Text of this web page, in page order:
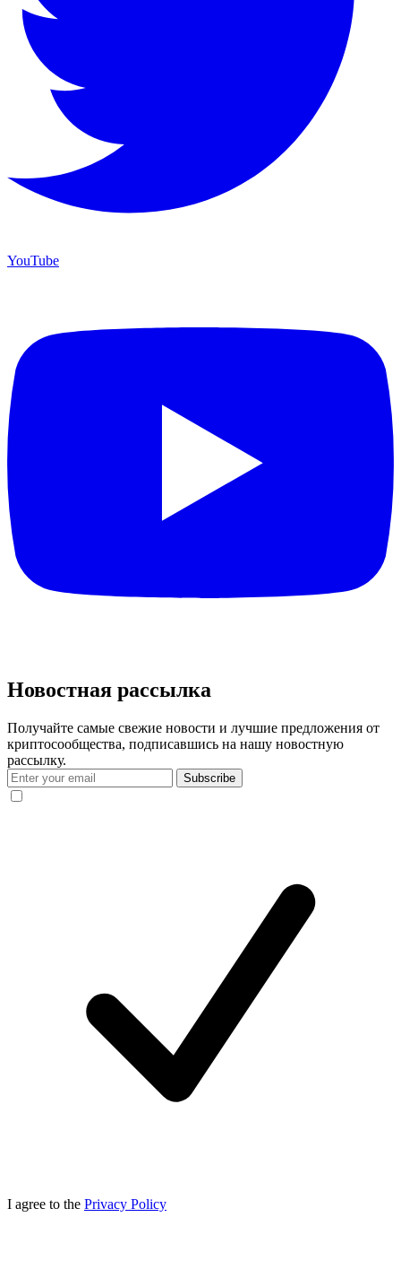
YouTube
Новостная рассылка
Получайте самые свежие новости и лучшие предложения от
криптосообщества, подписавшись на нашу новостную
рассылку.
Subscribe
I agree to the Privacy Policy